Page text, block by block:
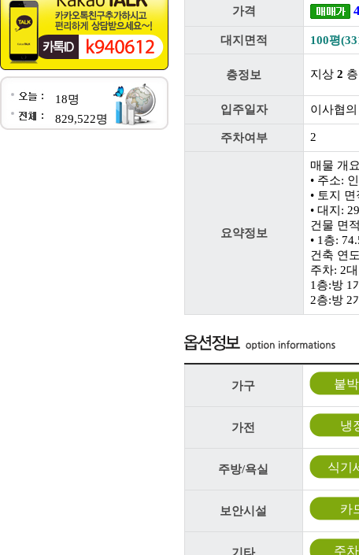
18명
829,522명
가격
대지면적 100평
층정보 지상 2
입주일자 이사협의
주차여부 2
요약정보
매물 개요
• 주소:
• 토지
• 대지:
건물 면
• 1층:
건축 연
주차: 2
1층:방 1
2층:방 2
가구 붙
가전 냉
주방/욕실 식기
보안시설 카
주